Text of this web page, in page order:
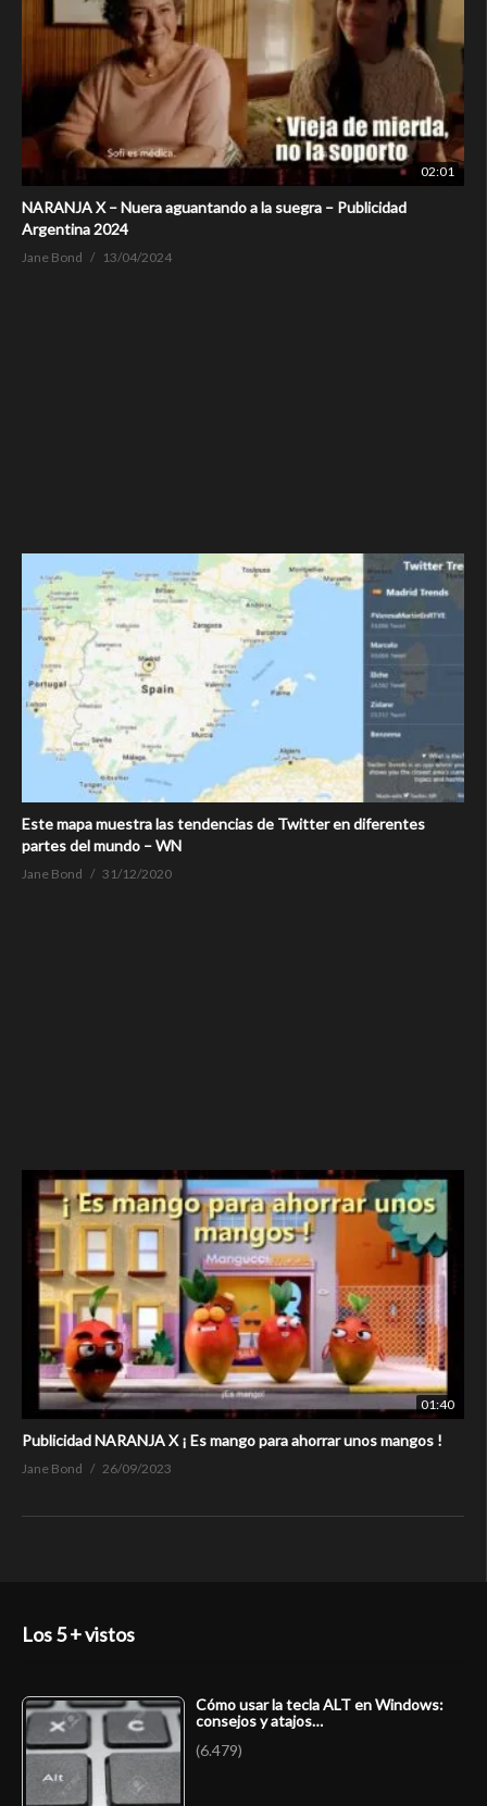
02:01
NARANJA X – Nuera aguantando a la suegra – Publicidad
Argentina 2024
Jane Bond 13/04/2024
Este mapa muestra las tendencias de Twitter en diferentes
partes del mundo – WN
Jane Bond 31/12/2020
01:40
Publicidad NARANJA X ¡ Es mango para ahorrar unos mangos !
Jane Bond 26/09/2023
Los 5 + vistos
Cómo usar la tecla ALT en Windows:
consejos y atajos…
(6.479)